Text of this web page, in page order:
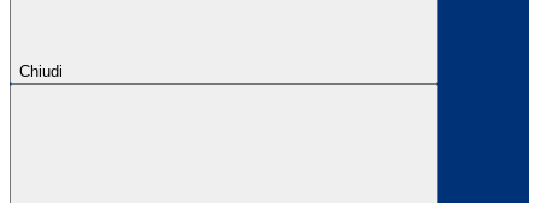
Chiudi